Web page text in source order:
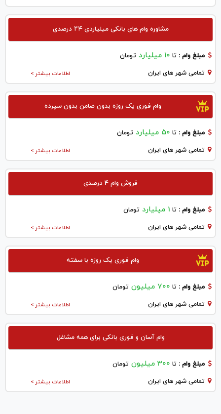
مشاوره وام های بانکی میلیاردی ۲۴ درصدی
مبلغ وام : تا ۱۰ میلیارد تومان
اطلاعات بیشتر > تمامی شهر های ایران
وام فوری یک روزه بدون ضامن بدون سپرده
مبلغ وام : تا 50 میلیارد تومان
اطلاعات بیشتر > تمامی شهر های ایران
فروش وام 4 درصدی
مبلغ وام : تا 1 میلیارد تومان
اطلاعات بیشتر > تمامی شهر های ایران
وام فوری یک روزه با سفته
مبلغ وام : تا 700 میلیون تومان
اطلاعات بیشتر > تمامی شهر های ایران
وام آسان و فوری بانکی برای همه مشاغل
مبلغ وام : تا 300 میلیون تومان
اطلاعات بیشتر > تمامی شهر های ایران